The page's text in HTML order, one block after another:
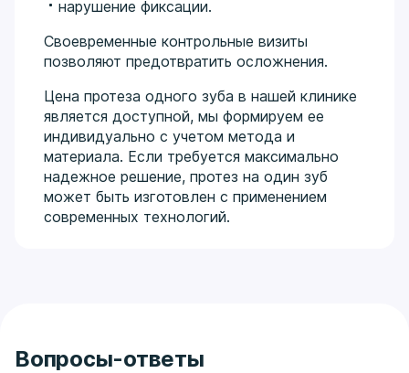
нарушение фиксации.
Своевременные контрольные визиты
позволяют предотвратить осложнения.
Цена протеза одного зуба в нашей клинике
является доступной, мы формируем ее
индивидуально с учетом метода и
материала. Если требуется максимально
надежное решение, протез на один зуб
может быть изготовлен с применением
современных технологий.
Вопросы-ответы